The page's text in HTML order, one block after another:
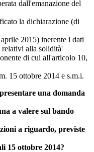
dall'emanazione del
la dichiarazione (di
2015) inerente i dati
alla solidità'
di cui all'articolo 10,
15 ottobre 2014 e s.m.i.
una domanda
a valere sul bando
a riguardo, previste
15 ottobre 2014?